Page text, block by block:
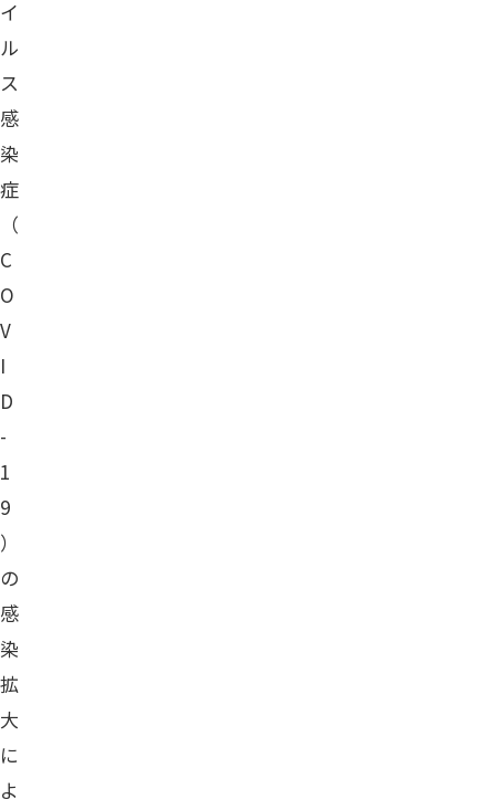
イ
ル
ス
感
染
症
（
C
O
V
I
D
-
1
9
）
の
感
染
拡
大
に
よ